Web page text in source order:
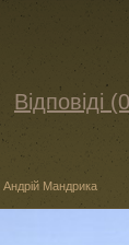
Відповіді
Андрій Мандрика